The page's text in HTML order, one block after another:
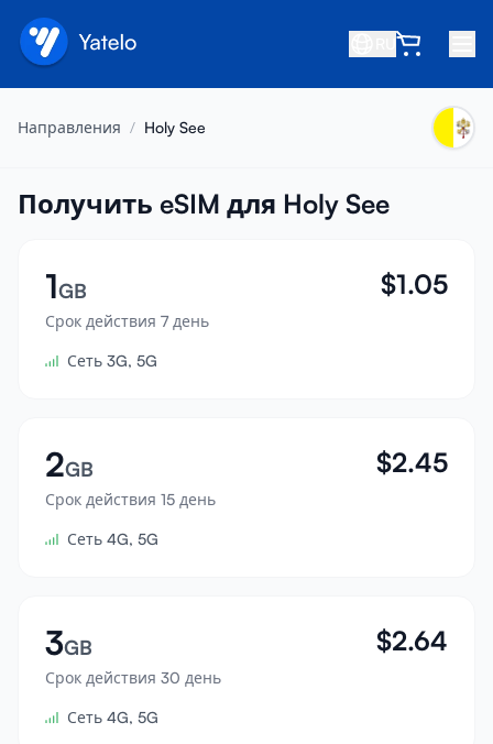
О нас
Пригласить друга
Стать партнёром
Центр помощи
Поддержка
Совместимость устройств
Войти
Направления / Holy See
Получить eSIM для Holy See
1GB
Срок действия 7 день
$1.05
Сеть 3G, 5G
2GB
Срок действия 15 день
$2.45
Сеть 4G, 5G
3GB
Срок действия 30 день
$2.64
Сеть 4G, 5G